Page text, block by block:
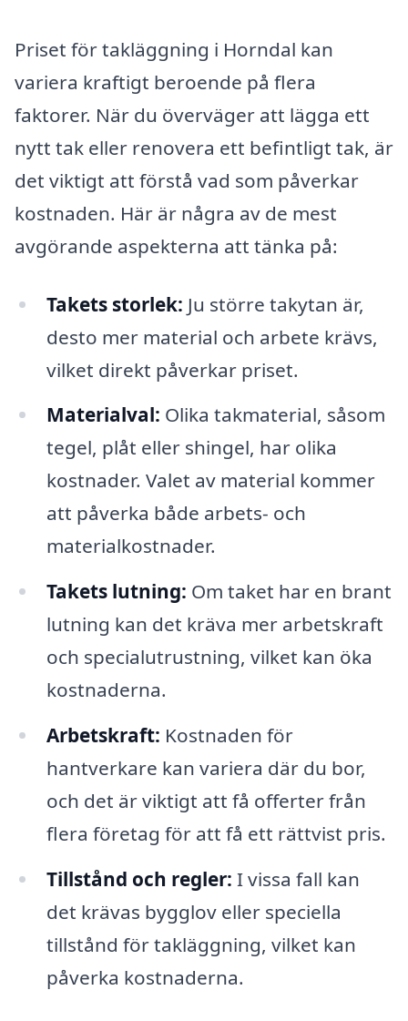
Priset för takläggning i Horndal kan
variera kraftigt beroende på flera
faktorer. När du överväger att lägga ett
nytt tak eller renovera ett befintligt tak, är
det viktigt att förstå vad som påverkar
kostnaden. Här är några av de mest
avgörande aspekterna att tänka på:
Takets storlek: Ju större takytan är,
desto mer material och arbete krävs,
vilket direkt påverkar priset.
Materialval: Olika takmaterial, såsom
tegel, plåt eller shingel, har olika
kostnader. Valet av material kommer
att påverka både arbets- och
materialkostnader.
Takets lutning: Om taket har en brant
lutning kan det kräva mer arbetskraft
och specialutrustning, vilket kan öka
kostnaderna.
Arbetskraft: Kostnaden för
hantverkare kan variera där du bor,
och det är viktigt att få offerter från
flera företag för att få ett rättvist pris.
Tillstånd och regler: I vissa fall kan
det krävas bygglov eller speciella
tillstånd för takläggning, vilket kan
påverka kostnaderna.